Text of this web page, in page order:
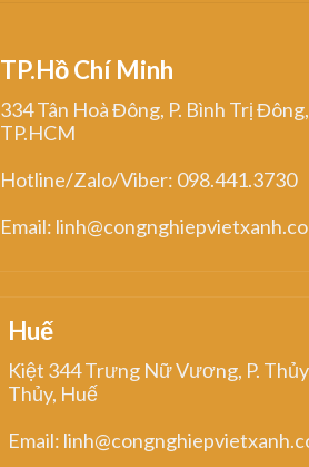
TP.Hồ Chí Minh
334 Tân Hoà Đông, P. Bình Trị
TP.HCM
Hotline/Zalo/Viber: 098.441.3730
Email:
Huế
Kiệt 344 Trưng Nữ Vương, P.
Thủy, Huế
Email: